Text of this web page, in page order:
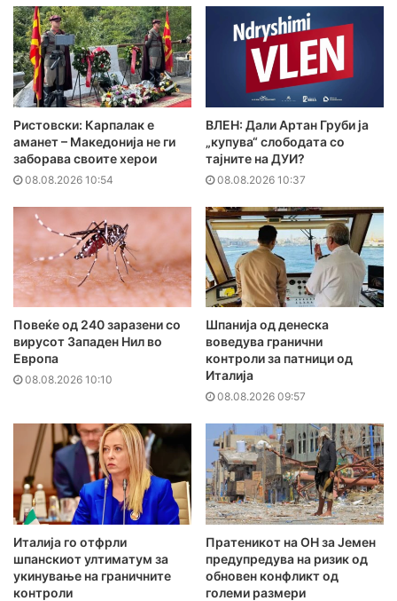
Ристовски: Карпалак е
аманет – Македонија не ги
заборава своите херои
08.08.2026 10:54
ВЛЕН: Дали Артан Груби ја
„купува“ слободата со
тајните на ДУИ?
08.08.2026 10:37
Повеќе од 240 заразени со
вирусот Западен Нил во
Европа
08.08.2026 10:10
Шпанија од денеска
воведува гранични
контроли за патници од
Италија
08.08.2026 09:57
Италија го отфрли
шпанскиот ултиматум за
укинување на граничните
контроли
Пратеникот на ОН за Јемен
предупредува на ризик од
обновен конфликт од
големи размери